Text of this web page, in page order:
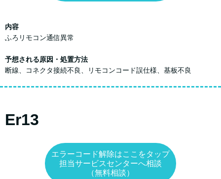
内容
ふろリモコン通信異常
予想される原因・処置方法
断線、コネクタ接続不良、リモコンコード誤仕様、基板不良
Er13
エラーコード解除はここをタップ
担当サービスセンターへ相談
（無料相談）